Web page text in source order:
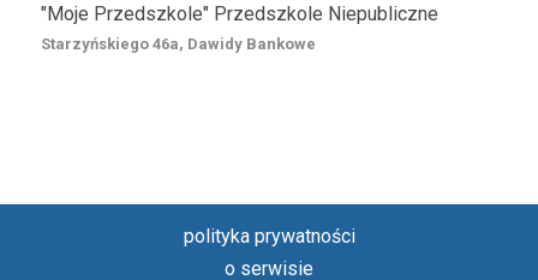
"Moje Przedszkole" Przedszkole Niepubliczne
Starzyńskiego 46a, Dawidy Bankowe
polityka prywatności
o serwisie